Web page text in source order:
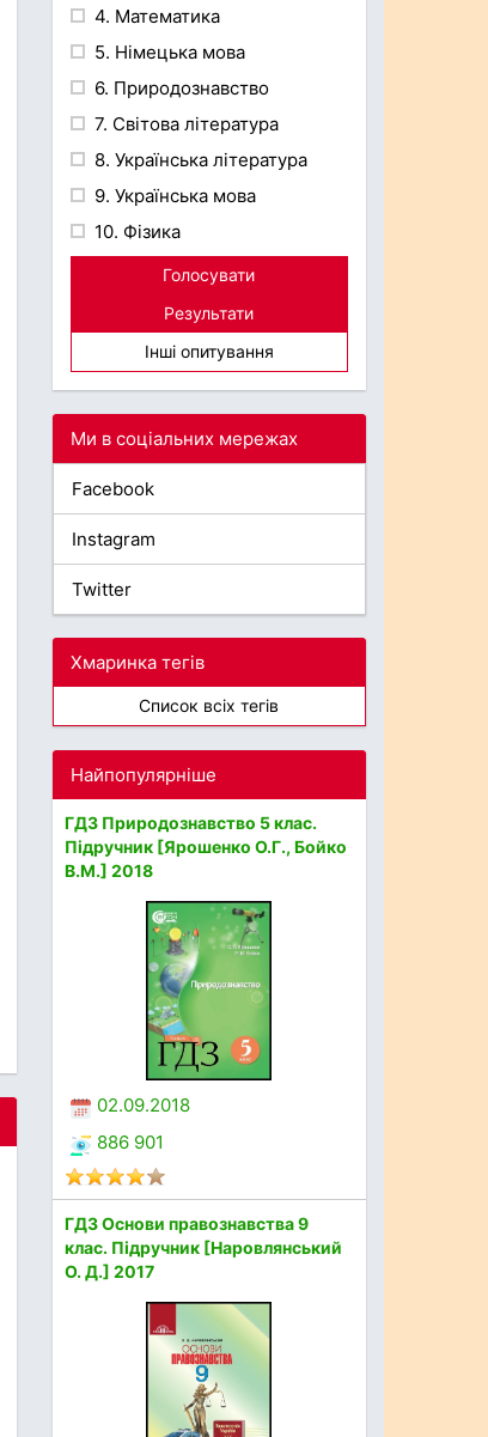
4. Математика
5. Німецька мова
6. Природознавство
7. Світова література
8. Українська література
9. Українська мова
10. Фізика
Голосувати
Результати
Інші опитування
Ми в соціальних мережах
Facebook
Instagram
Twitter
Хмаринка тегів
Список всіх тегів
Найпопулярніше
ГДЗ Природознавство 5 клас.
Підручник [Ярошенко О.Г., Бойко
В.М.] 2018
02.09.2018
886 901
ГДЗ Основи правознавства 9
клас. Підручник [Наровлянський
О. Д.] 2017